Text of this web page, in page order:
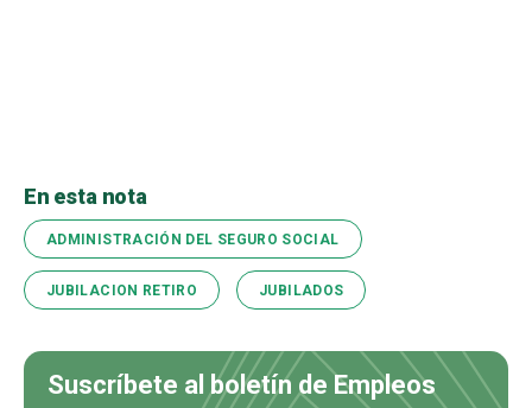
En esta nota
ADMINISTRACIÓN DEL SEGURO SOCIAL
JUBILACION RETIRO JUBILADOS
Suscríbete al boletín de Empleos